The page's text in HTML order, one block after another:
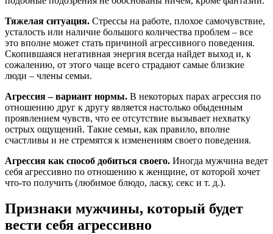
Тяжелая ситуация. Стрессы на работе, плохое самочувствие,
усталость или наличие большого количества проблем – все
это вполне может стать причиной агрессивного поведения.
Скопившаяся негативная энергия всегда найдет выход и, к
сожалению, от этого чаще всего страдают самые близкие
люди – члены семьи.
Агрессия – вариант нормы. В некоторых парах агрессия по
отношению друг к другу является настолько обыденным
проявлением чувств, что ее отсутствие вызывает нехватку
острых ощущений. Такие семьи, как правило, вполне
счастливы и не стремятся к изменениям своего поведения.
Агрессия как способ добиться своего. Иногда мужчина ведет
себя агрессивно по отношению к женщине, от которой хочет
что-то получить (любимое блюдо, ласку, секс и т. д.).
Признаки мужчины, который будет
вести себя агрессивно